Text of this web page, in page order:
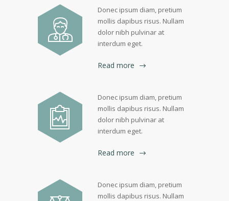
Donec ipsum diam, pretium
mollis dapibus risus. Nullam
dolor nibh pulvinar at
interdum eget.
Read more
Donec ipsum diam, pretium
mollis dapibus risus. Nullam
dolor nibh pulvinar at
interdum eget.
Read more
Donec ipsum diam, pretium
mollis dapibus risus. Nullam